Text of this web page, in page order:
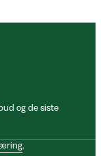
og de siste
.